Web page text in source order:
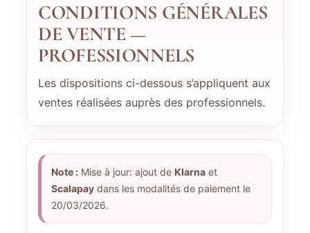
CONDITIONS GÉNÉRALES
DE VENTE —
PROFESSIONNELS
Les dispositions ci-dessous s’appliquent aux
ventes réalisées auprès des professionnels.
Note : Mise à jour: ajout de Klarna et
Scalapay dans les modalités de paiement le
20/03/2026.